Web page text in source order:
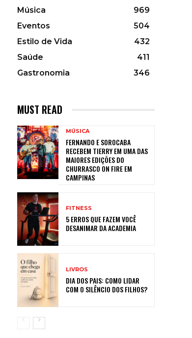
Música
969
Eventos
504
Estilo de Vida
432
Saúde
411
Gastronomia
346
MUST READ
MÚSICA
FERNANDO E SOROCABA
RECEBEM TIERRY EM UMA DAS
MAIORES EDIÇÕES DO
CHURRASCO ON FIRE EM
CAMPINAS
FITNESS
5 ERROS QUE FAZEM VOCÊ
DESANIMAR DA ACADEMIA
LIVROS
DIA DOS PAIS: COMO LIDAR
COM O SILÊNCIO DOS FILHOS?